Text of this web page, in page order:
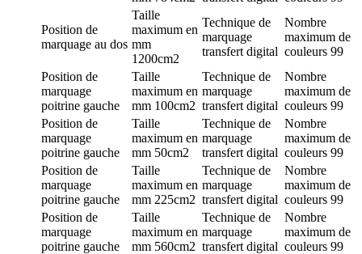
Position de
marquage au dos
Taille
maximum en
mm
1200cm2
Technique de
marquage
transfert digital
Nombre
maximum de
couleurs 99
Position de
marquage
poitrine gauche
Taille
maximum en
mm 100cm2
Technique de
marquage
transfert digital
Nombre
maximum de
couleurs 99
Position de
marquage
poitrine gauche
Taille
maximum en
mm 50cm2
Technique de
marquage
transfert digital
Nombre
maximum de
couleurs 99
Position de
marquage
poitrine gauche
Taille
maximum en
mm 225cm2
Technique de
marquage
transfert digital
Nombre
maximum de
couleurs 99
Position de
marquage
poitrine gauche
Taille
maximum en
mm 560cm2
Technique de
marquage
transfert digital
Nombre
maximum de
couleurs 99